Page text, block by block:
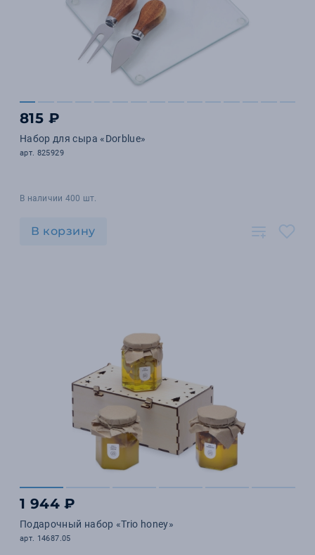
815 ₽
Набор для сыра «Dorblue»
арт. 825929
В наличии 400 шт.
В корзину
1 944 ₽
Подарочный набор «Trio honey»
арт. 14687.05